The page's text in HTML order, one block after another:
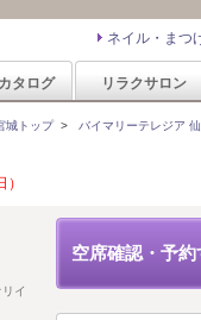
ネイル・まつ
タログ リラクサロン
城トップ> バイマリーテレジア
空席確認・予約
イ